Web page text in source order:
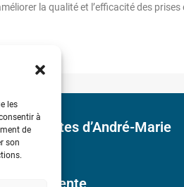
les
à
de
son
la qualité et l’efficacité des
d’André-Marie
de Vente